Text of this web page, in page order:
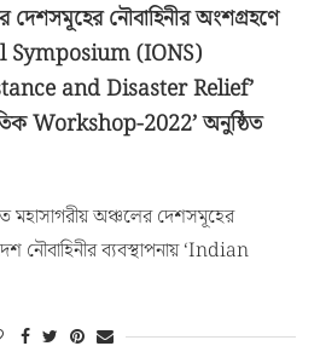
দেশসমূহের নৌবাহিনীর অংশগ্রহণে
Symposium (IONS)
and Disaster Relief’
Workshop-2022’ অনুষ্ঠিত
অঞ্চলের দেশসমূহের
নৌবাহিনীর ব্যবস্থাপনায় ‘Indian